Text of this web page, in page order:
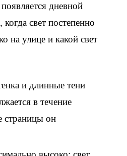
появляется дневной
свет постепенно
на улице и какой свет
и длинные тени
в течение
страницы он